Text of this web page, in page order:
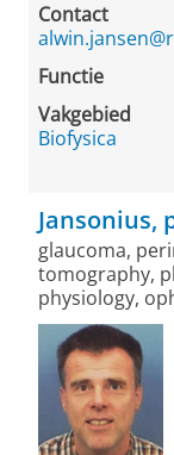
Contact
Functie
Vakgebied
Biofysica
Jansonius,
glaucoma,
tomography,
physiology,